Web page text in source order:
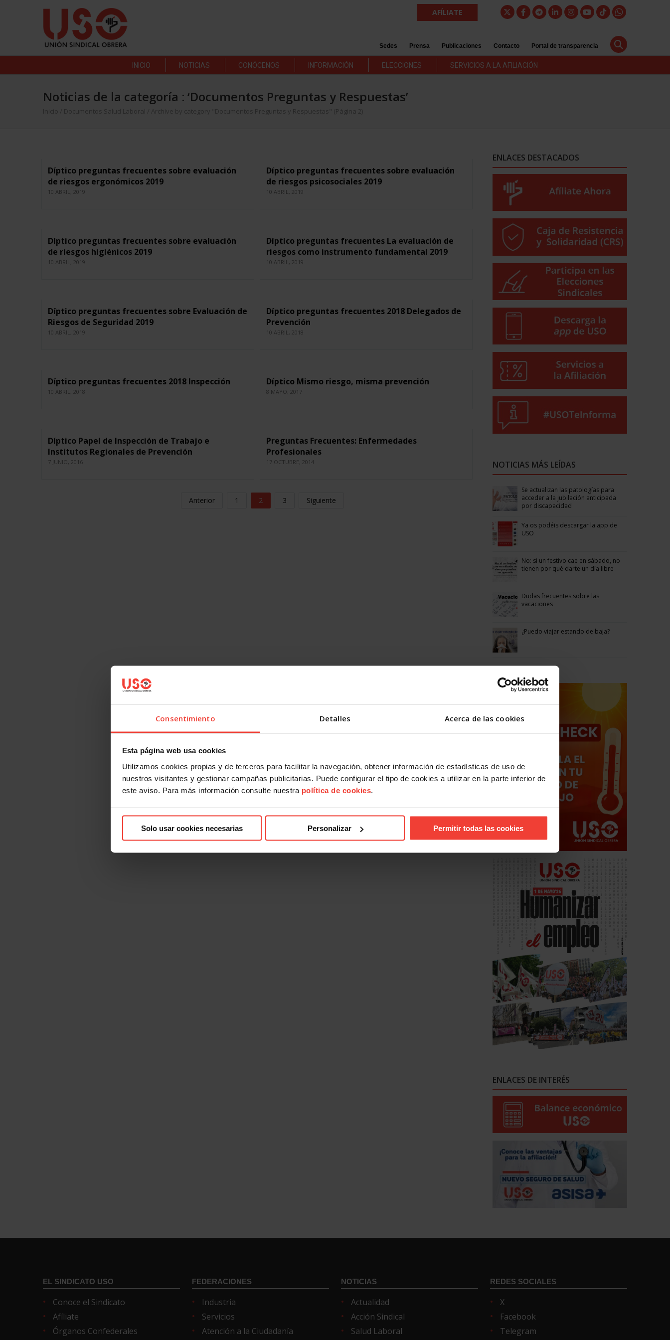
Consentimiento Detalles Acerca de las cookies
Esta página web usa cookies
Utilizamos cookies propias y de terceros para facilitar la navegación, obtener información de estadísticas de uso de
nuestros visitantes y gestionar campañas publicitarias. Puede configurar el tipo de cookies a utilizar en la parte inferior de
este aviso. Para más información consulte nuestra política de cookies.
Solo usar cookies necesarias Personalizar Permitir todas las cookies
AFÍLIATE
Sedes Prensa Publicaciones Contacto Portal de transparencia
INICIO NOTICIAS CONÓCENOS INFORMACIÓN ELECCIONES SERVICIOS A LA AFILIACIÓN
Noticias de la categoría : ‘Documentos Preguntas y Respuestas’
Inicio Documentos Salud Laboral Archive by category "Documentos Preguntas y Respuestas" (Página 2)
Díptico preguntas frecuentes sobre evaluación
de riesgos ergonómicos 2019
10 ABRIL, 2019
Díptico preguntas frecuentes sobre evaluación
de riesgos psicosociales 2019
10 ABRIL, 2019
Díptico preguntas frecuentes sobre evaluación
de riesgos higiénicos 2019
10 ABRIL, 2019
Díptico preguntas frecuentes La evaluación de
riesgos como instrumento fundamental 2019
10 ABRIL, 2019
Díptico preguntas frecuentes sobre Evaluación de
Riesgos de Seguridad 2019
10 ABRIL, 2019
Díptico preguntas frecuentes 2018 Delegados de
Prevención
10 ABRIL, 2018
Díptico preguntas frecuentes 2018 Inspección
10 ABRIL, 2018
Díptico Mismo riesgo, misma prevención
8 MAYO, 2017
Díptico Papel de Inspección de Trabajo e
Institutos Regionales de Prevención
7 JUNIO, 2016
Preguntas Frecuentes: Enfermedades
Profesionales
17 OCTUBRE, 2014
Anterior 1 2 3 Siguiente
ENLACES DESTACADOS
NOTICIAS MÁS LEÍDAS
Se actualizan las patologías para
acceder a la jubilación anticipada
por discapacidad
Ya os podéis descargar la app de
USO
No: si un festivo cae en sábado, no
tienen por qué darte un día libre
Dudas frecuentes sobre las
vacaciones
¿Puedo viajar estando de baja?
ENLACES DE INTERÉS
EL SINDICATO USO
Conoce el Sindicato
Afíliate
Órganos Confederales
FEDERACIONES
Industria
Servicios
Atención a la Ciudadanía
NOTICIAS
Actualidad
Acción Sindical
Salud Laboral
REDES SOCIALES
X
Facebook
Telegram